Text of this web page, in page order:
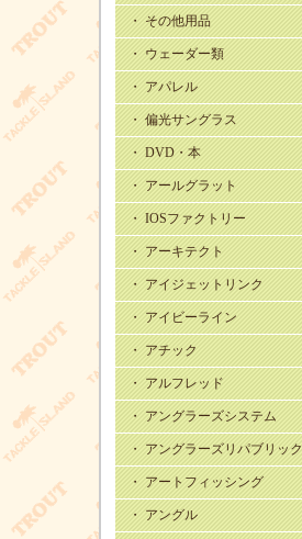
・ その他用品
・ ウェーダー類
・ アパレル
・ 偏光サングラス
・ DVD・本
・ アールグラット
・ IOSファクトリー
・ アーキテクト
・ アイジェットリンク
・ アイビーライン
・ アチック
・ アルフレッド
・ アングラーズシステム
・ アングラーズリパブリック
・ アートフィッシング
・ アングル